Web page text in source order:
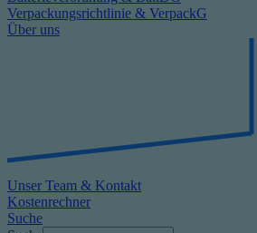
Verpackungsrichtlinie & VerpackG
Über uns
Unser Team & Kontakt
Kostenrechner
Suche